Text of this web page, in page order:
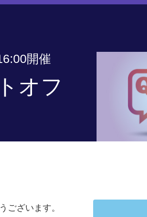
開催
オフ
ございます。